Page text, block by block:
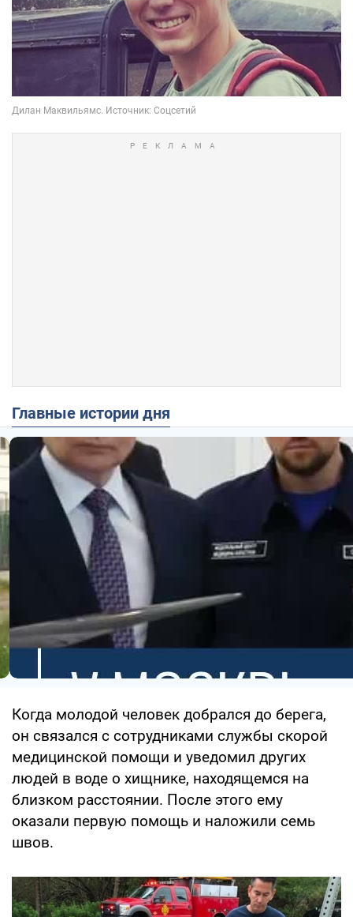
Главные истории дня
Когда молодой человек добрался до берега,
он связался с сотрудниками службы скорой
медицинской помощи и уведомил других
людей в воде о хищнике, находящемся на
близком расстоянии. После этого ему
оказали первую помощь и наложили семь
швов.